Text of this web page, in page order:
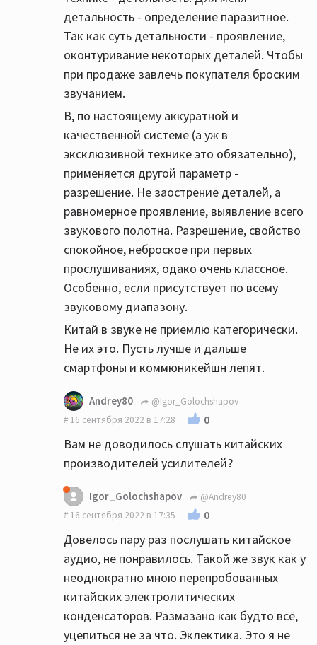
детальность - определение паразитное.
Так как суть детальности - проявление,
оконтуривание некоторых деталей. Чтобы
при продаже завлечь покупателя броским
звучанием.
В, по настоящему аккуратной и
качественной системе (а уж в
эксклюзивной технике это обязательно),
применяется другой параметр -
разрешение. Не заострение деталей, а
равномерное проявление, выявление всего
звукового полотна. Разрешение, свойство
спокойное, неброское при первых
прослушиваниях, одако очень классное.
Особенно, если присутствует по всему
звуковому диапазону.
Китай в звуке не приемлю категорически.
Не их это. Пусть лучше и дальше
смартфоны и коммюникейшн лепят.
Andrey80
@Igor_Golochshapov
16 сентября 2022 в 17:28
0
Вам не доводилось слушать китайских
производителей усилителей?
Igor_Golochshapov
@Andrey80
16 сентября 2022 в 17:35
0
Довелось пару раз послушать китайское
аудио, не понравилось. Такой же звук как у
неоднократно мною перепробованных
китайских электролитических
конденсаторов. Размазано как будто всё,
уцепиться не за что. Эклектика. Это я не